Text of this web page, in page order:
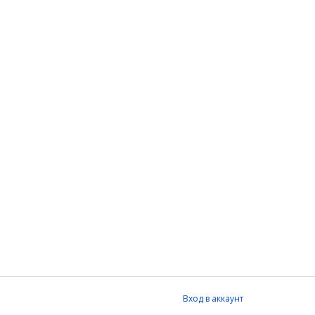
Вход в аккаунт